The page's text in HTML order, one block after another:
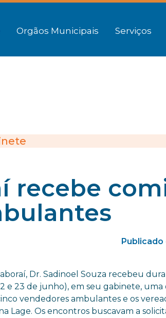
Orgãos Municipais Serviços
recebe
Publicado
Dr. Sadinoel Souza recebeu
e 23 de junho), em seu gabinete, uma
vendedores ambulantes e os
Lage. Os encontros buscavam a